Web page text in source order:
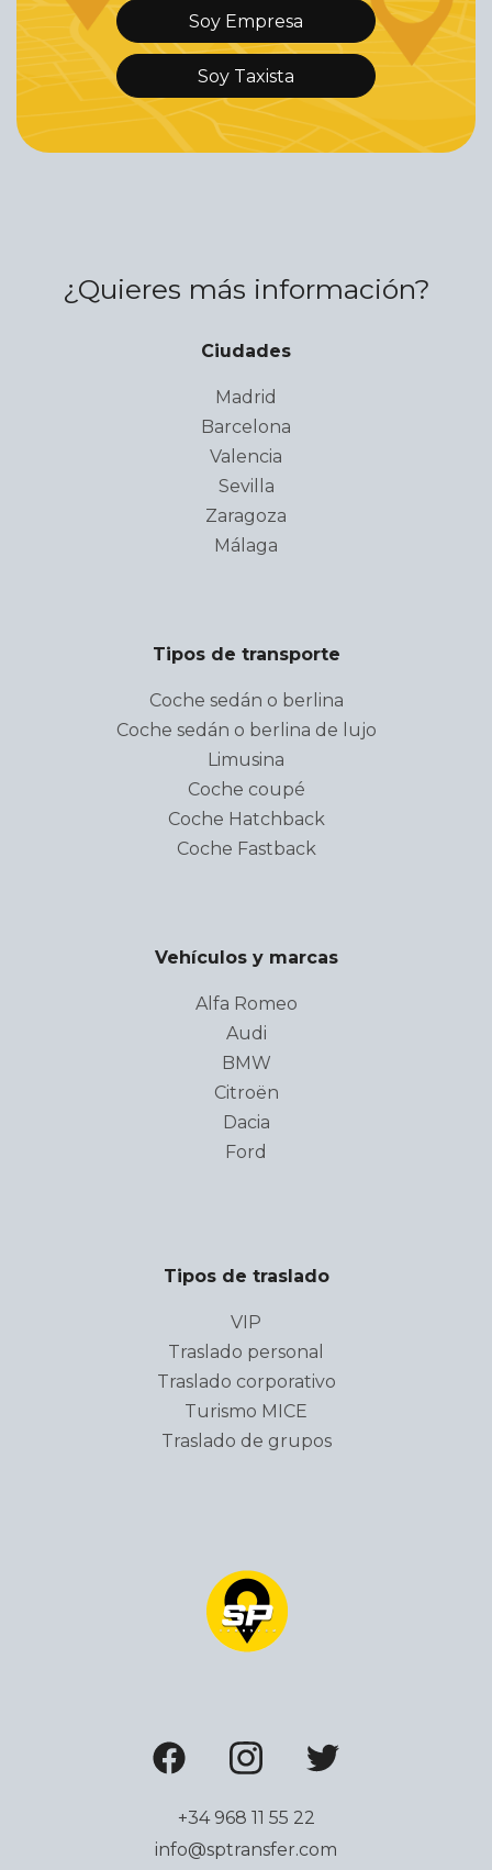
Soy Empresa
Soy Taxista
¿Quieres más información?
Ciudades
Madrid
Barcelona
Valencia
Sevilla
Zaragoza
Málaga
Tipos de transporte
Coche sedán o berlina
Coche sedán o berlina de lujo
Limusina
Coche coupé
Coche Hatchback
Coche Fastback
Vehículos y marcas
Alfa Romeo
Audi
BMW
Citroën
Dacia
Ford
Tipos de traslado
VIP
Traslado personal
Traslado corporativo
Turismo MICE
Traslado de grupos
+34 968 11 55 22
info@sptransfer.com